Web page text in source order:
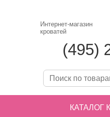
Интернет-магазин
кроватей
(495)
КАТАЛОГ